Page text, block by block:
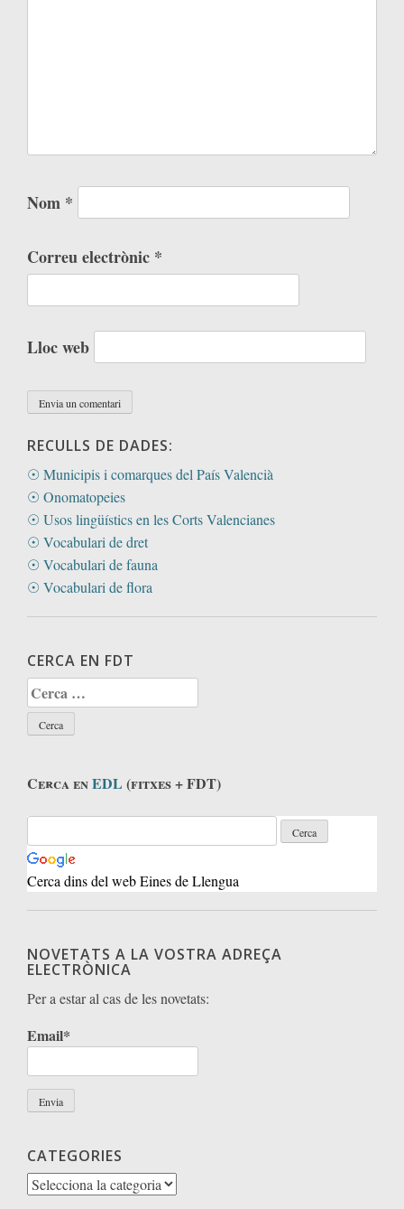
Nom *
Correu electrònic *
Lloc web
RECULLS DE DADES:
☉ Municipis i comarques del País Valencià
☉ Onomatopeies
☉ Usos lingüístics en les Corts Valencianes
☉ Vocabulari de dret
☉ Vocabulari de fauna
☉ Vocabulari de flora
CERCA EN FDT
Cerca:
Cerca enEDL (fitxes + FDT)
Cerca dins del web Eines de Llengua
NOVETATS A LA VOSTRA ADREÇA
ELECTRÒNICA
Per a estar al cas de les novetats:
Email*
CATEGORIES
Categories